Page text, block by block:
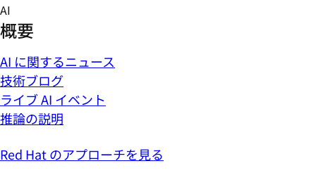
Skip
to
content
AI
概要
AI に関するニュース
技術ブログ
ライブ AI イベント
推論の説明
Red Hat のアプローチを見る